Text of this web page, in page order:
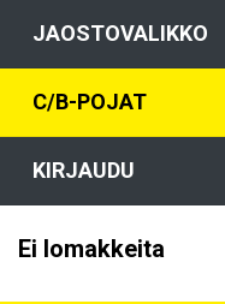
JAOSTOVALIKKO
C/B-POJAT
KIRJAUDU
Ei lomakkeita